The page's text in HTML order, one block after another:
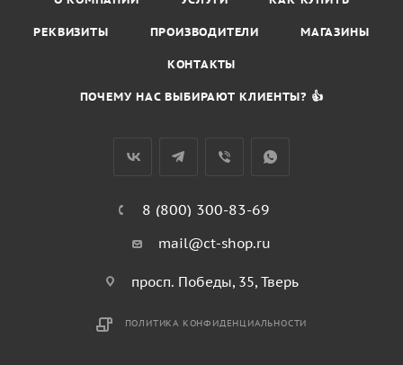
РЕКВИЗИТЫ ПРОИЗВОДИТЕЛИ МАГАЗИНЫ
КОНТАКТЫ
ПОЧЕМУ НАС ВЫБИРАЮТ КЛИЕНТЫ? 👍
8 (800) 300-83-69
mail@ct-shop.ru
просп. Победы, 35, Тверь
ПОЛИТИКА КОНФИДЕНЦИАЛЬНОСТИ